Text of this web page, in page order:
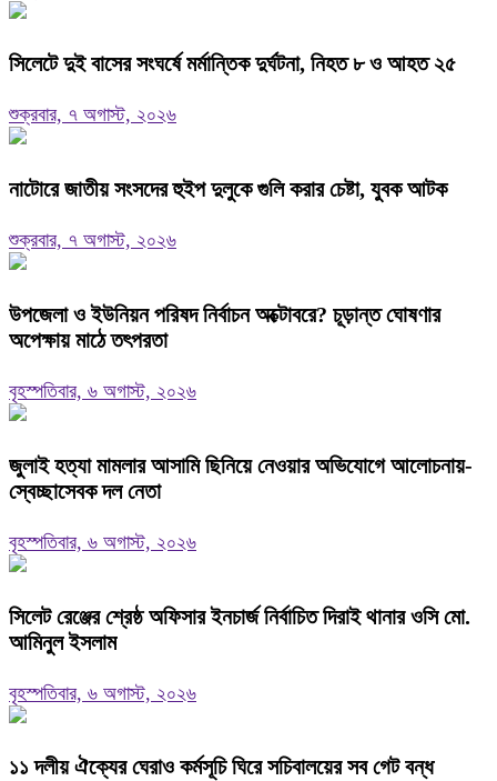
সিলেটে দুই বাসের সংঘর্ষে মর্মান্তিক দুর্ঘটনা, নিহত ৮ ও আহত ২৫
শুক্রবার, ৭ অগাস্ট, ২০২৬
নাটোরে জাতীয় সংসদের হুইপ দুলুকে গুলি করার চেষ্টা, যুবক আটক
শুক্রবার, ৭ অগাস্ট, ২০২৬
উপজেলা ও ইউনিয়ন পরিষদ নির্বাচন অক্টোবরে? চূড়ান্ত ঘোষণার
অপেক্ষায় মাঠে তৎপরতা
বৃহস্পতিবার, ৬ অগাস্ট, ২০২৬
জুলাই হত্যা মামলার আসামি ছিনিয়ে নেওয়ার অভিযোগে আলোচনায়-
স্বেচ্ছাসেবক দল নেতা
বৃহস্পতিবার, ৬ অগাস্ট, ২০২৬
‎সিলেট রেঞ্জের শ্রেষ্ঠ অফিসার ইনচার্জ নির্বাচিত দিরাই থানার ওসি মো.
আমিনুল ইসলাম
বৃহস্পতিবার, ৬ অগাস্ট, ২০২৬
‎১১ দলীয় ঐক্যের ঘেরাও কর্মসূচি ঘিরে সচিবালয়ের সব গেট বন্ধ